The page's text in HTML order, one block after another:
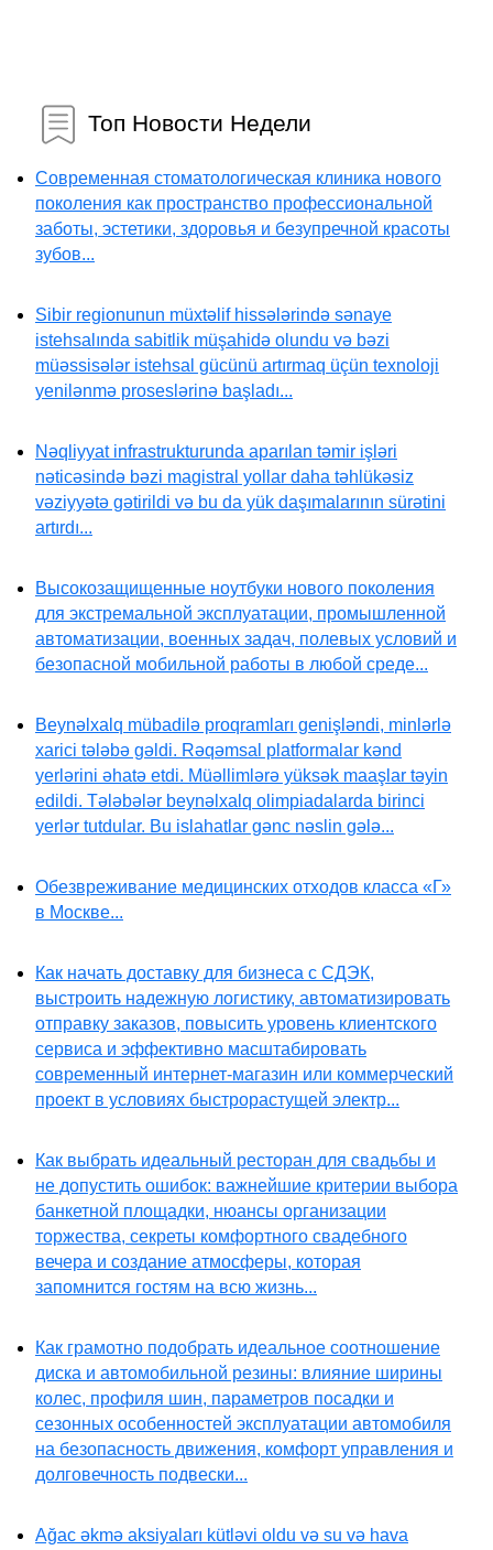
Топ Новости Недели
Современная стоматологическая клиника нового
поколения как пространство профессиональной
заботы, эстетики, здоровья и безупречной красоты
зубов...
Sibir regionunun müxtəlif hissələrində sənaye
istehsalında sabitlik müşahidə olundu və bəzi
müəssisələr istehsal gücünü artırmaq üçün texnoloji
yenilənmə proseslərinə başladı...
Nəqliyyat infrastrukturunda aparılan təmir işləri
nəticəsində bəzi magistral yollar daha təhlükəsiz
vəziyyətə gətirildi və bu da yük daşımalarının sürətini
artırdı...
Высокозащищенные ноутбуки нового поколения
для экстремальной эксплуатации, промышленной
автоматизации, военных задач, полевых условий и
безопасной мобильной работы в любой среде...
Beynəlxalq mübadilə proqramları genişləndi, minlərlə
xarici tələbə gəldi. Rəqəmsal platformalar kənd
yerlərini əhatə etdi. Müəllimlərə yüksək maaşlar təyin
edildi. Tələbələr beynəlxalq olimpiadalarda birinci
yerlər tutdular. Bu islahatlar gənc nəslin gələ...
Обезвреживание медицинских отходов класса «Г»
в Москве...
Как начать доставку для бизнеса с СДЭК,
выстроить надежную логистику, автоматизировать
отправку заказов, повысить уровень клиентского
сервиса и эффективно масштабировать
современный интернет-магазин или коммерческий
проект в условиях быстрорастущей электр...
Как выбрать идеальный ресторан для свадьбы и
не допустить ошибок: важнейшие критерии выбора
банкетной площадки, нюансы организации
торжества, секреты комфортного свадебного
вечера и создание атмосферы, которая
запомнится гостям на всю жизнь...
Как грамотно подобрать идеальное соотношение
диска и автомобильной резины: влияние ширины
колес, профиля шин, параметров посадки и
сезонных особенностей эксплуатации автомобиля
на безопасность движения, комфорт управления и
долговечность подвески...
Ağac əkmə aksiyaları kütləvi oldu və su və hava